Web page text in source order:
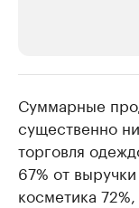
Крупнейшие
продавцы
Ознакомьтесь с
Суммарные
существенно
торговля
67% от
косметика